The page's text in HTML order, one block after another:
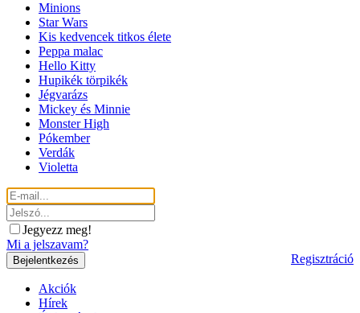
Minions
Star Wars
Kis kedvencek titkos élete
Peppa malac
Hello Kitty
Hupikék törpikék
Jégvarázs
Mickey és Minnie
Monster High
Pókember
Verdák
Violetta
Jegyezz meg!
Mi a jelszavam?
Regisztráció
Akciók
Hírek